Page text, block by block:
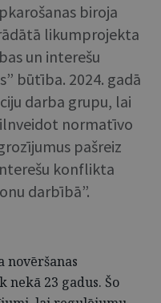
biroja
likumprojekta
un interešu
būtība. 2024. gadā
darba grupu, lai
normatīvo
pašreiz
konflikta
darbībā”.
novēršanas
23 gadus. Šo